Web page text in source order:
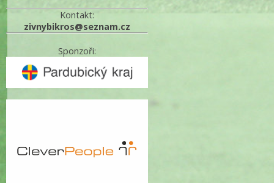
Kontakt:
zivnybikros@seznam.cz
Sponzoři: